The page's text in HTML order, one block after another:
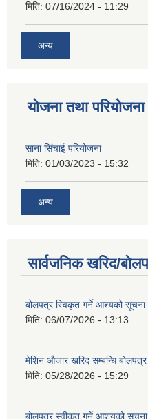
मिति: 07/16/2024 - 11:29
अन्य
योजना तथा परियोजना
साना सिंचाई परियोजना
मिति: 01/03/2023 - 15:32
अन्य
सार्वजनिक खरिद/
बोलपत्र स्विकृत गर्ने आश्यको सूचना
मिति: 06/07/2026 - 13:13
मेशिन औजार खरिद सम्बन्धि
मिति: 05/28/2026 - 15:29
बोलपत्र स्वीकृत गर्ने आशयको